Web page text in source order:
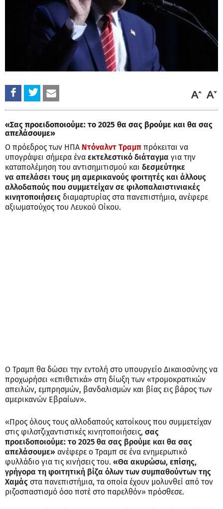
«Σας προειδοποιούμε: το 2025 θα σας βρούμε και θα σας
απελάσουμε»
Ο πρόεδρος των ΗΠΑ Ντόναλντ Τραμπ πρόκειται να
υπογράψει σήμερα ένα εκτελεστικό διάταγμα για την
καταπολέμηση του αντισημιτισμού και δεσμεύτηκε
να απελάσει τους μη αμερικανούς φοιτητές και άλλους
αλλοδαπούς που συμμετείχαν σε φιλοπαλαιστινιακές
κινητοποιήσεις διαμαρτυρίας στα πανεπιστήμια, ανέφερε
αξιωματούχος του Λευκού Οίκου.
Ο Τραμπ θα δώσει την εντολή στο υπουργείο Δικαιοσύνης να
προχωρήσει «επιθετικά» στη δίωξη των «τρομοκρατικών
απειλών, εμπρησμών, βανδαλισμών και βίας εις βάρος των
αμερικανών Εβραίων».
«Προς όλους τους αλλοδαπούς κατοίκους που συμμετείχαν
στις φιλοτζιχαντιστικές κινητοποιήσεις, σας
προειδοποιούμε: το 2025 θα σας βρούμε και θα σας
απελάσουμε» ανέφερε ο Τραμπ σε ένα ενημερωτικό
φυλλάδιο για τις κινήσεις του. «Θα ακυρώσω, επίσης,
γρήγορα τη φοιτητική βίζα όλων των συμπαθούντων της
Χαμάς στα πανεπιστήμια, τα οποία έχουν μολυνθεί από τον
ριζοσπαστισμό όσο ποτέ στο παρελθόν» πρόσθεσε.